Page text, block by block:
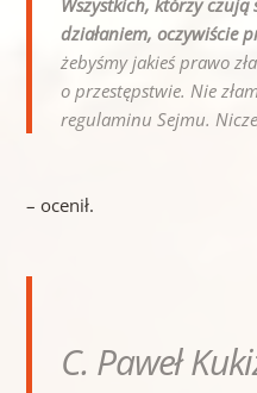
Wszystkich, którzy
działaniem, oczywiście
żebyśmy jakieś prawo
o przestępstwie. Nie
regulaminu Sejmu.
– ocenił.
C. Paweł